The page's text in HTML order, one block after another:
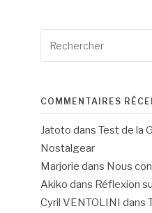
pour
COMMENTAIRES
Jatoto dans Test de la
Nostalgear
Marjorie dans Nous
Akiko dans Réflexion
Cyril VENTOLINI dans